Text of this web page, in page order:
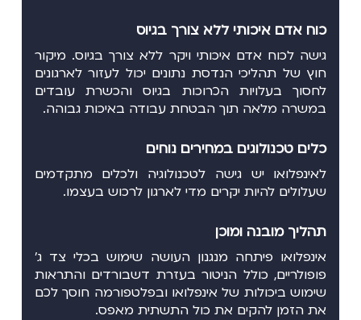
כוח אדם איכותי ללא צורך בגיוס
גישה לכוח אדם איכותי ויקר ללא צורך בגיוס. מיקור
חוץ של תהליכי הנדסת נתונים יכול לעזור לארגונים
לחסוך בעלויות הכרוכות בגיוס והכשרת עובדים
במשרה מלאה תוך הבטחת עבודה באיכות גבוהה.
כלים טכנולוגים במחירים נוחים
לאינפלואו יש גישה לטכנולוגיה ולכלים מתקדמים
שעלולים להיות יקרים מדי לארגון לרכוש בעצמו.
תהליך מובנה ומוכן
אינפלואו פיתחה מנגנון העושה שימוש בכלי צד ג'
פופולריים, כולל הניטור בעזרת דשבורדים והתראות
שימוש ביכולות של אינפלואו ובפלטפורמה חוסך לכם
את הזמן להקים את כול התשתית מאפס.